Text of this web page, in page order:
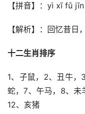
【拼音】：yì xī fǔ jīn
【解析】：回忆昔
十二生肖排序
1、子鼠，2、丑牛
蛇，7、午马，8、未
12、亥猪